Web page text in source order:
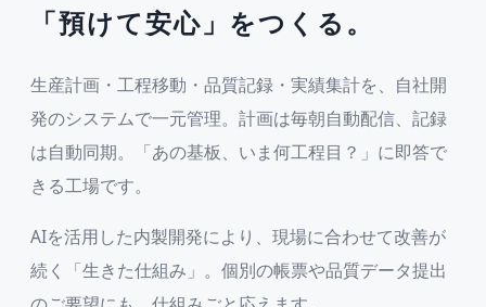
「預けて安心」をつくる。
生産計画・工程移動・品質記録・実績集計を、自社開
発のシステムで一元管理。計画は毎朝自動配信、記録
は自動同期。「あの基板、いま何工程目？」に即答で
きる工場です。
AIを活用した内製開発により、現場に合わせて改善が
続く「生きた仕組み」。個別の帳票や品質データ提出